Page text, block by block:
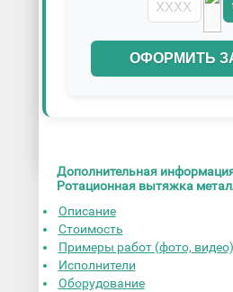
ОФОРМИТЬ
Дополнительная информация
Ротационная вытяжка
Описание
Стоимость
Примеры работ (фото, видео)
Исполнители
Оборудование